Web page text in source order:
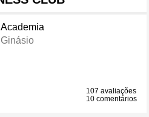
Academia
Ginásio
107 avaliações
10 comentários